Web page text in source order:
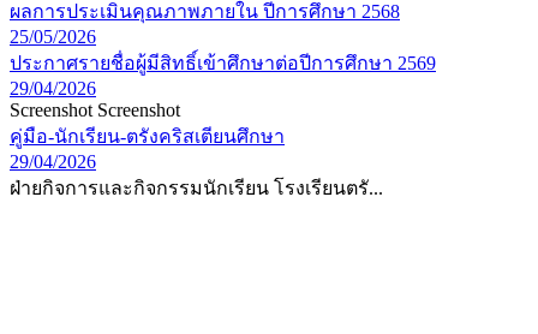
ผลการประเมินคุณภาพภายใน ปีการศึกษา 2568
25/05/2026
ประกาศรายชื่อผู้มีสิทธิ์เข้าศึกษาต่อปีการศึกษา 2569
29/04/2026
Screenshot Screenshot
คู่มือ-นักเรียน-ตรังคริสเตียนศึกษา
29/04/2026
ฝ่ายกิจการและกิจกรรมนักเรียน โรงเรียนตรั...